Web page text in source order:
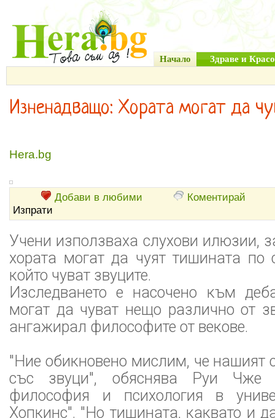
Начало Здраве и
Изненадващо: Хората могат да
Hera.bg
Добави в любими
Коментирай
Изпрати
Учени използваха слухови илюзии,
хората могат да чуят тишината
който чуват звуците.
Изследването е насочено към
могат да чуват нещо различно от
ангажирал философите от векове.
"Ние обикновено мислим, че нашият
със звуци", обяснява Руи Чже
философия и психология в
Хопкинс". "Но тишината, каквато и